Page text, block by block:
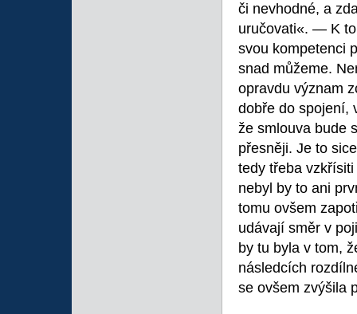
či nevhodné, a
uručovati«. — K
svou kompetenci
snad můžeme.
opravdu význam
dobře do spojení,
že smlouva bude
přesněji. Je to
tedy třeba
nebyl by to ani
tomu ovšem
udávají směr v
by tu byla v tom,
následcích
se ovšem zvýšila